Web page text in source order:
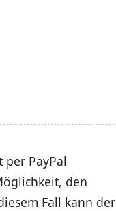
PayPal
den
Fall kann der